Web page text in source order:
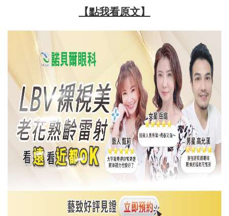
【點我看原文】